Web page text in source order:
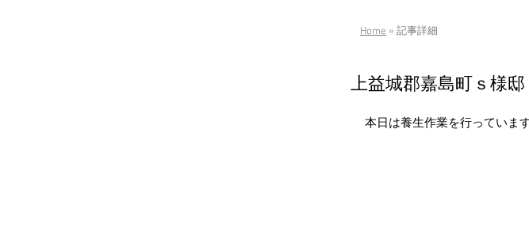
Home » 記事詳細
上益城郡嘉島町ｓ様
本日は養生作業を行っています